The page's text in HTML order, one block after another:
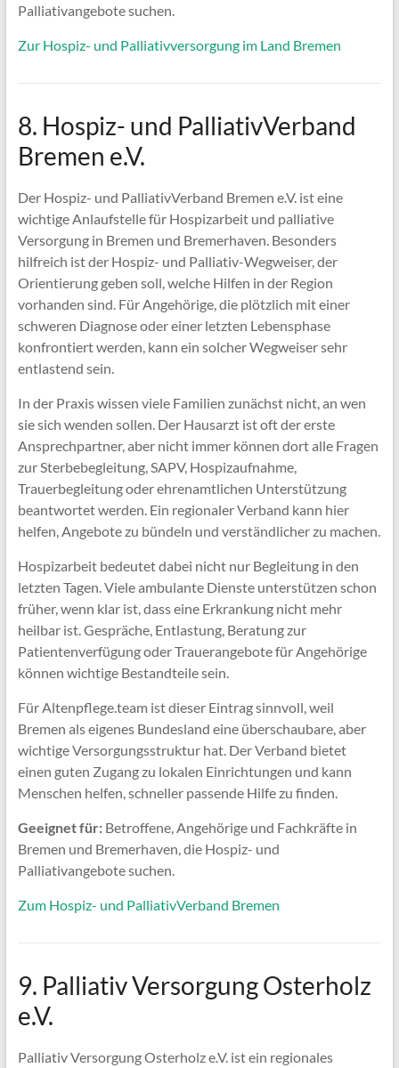
Palliativangebote suchen.
Zur Hospiz- und Palliativversorgung im Land Bremen
8. Hospiz- und PalliativVerband
Bremen e.V.
Der Hospiz- und PalliativVerband Bremen e.V. ist eine
wichtige Anlaufstelle für Hospizarbeit und palliative
Versorgung in Bremen und Bremerhaven. Besonders
hilfreich ist der Hospiz- und Palliativ-Wegweiser, der
Orientierung geben soll, welche Hilfen in der Region
vorhanden sind. Für Angehörige, die plötzlich mit einer
schweren Diagnose oder einer letzten Lebensphase
konfrontiert werden, kann ein solcher Wegweiser sehr
entlastend sein.
In der Praxis wissen viele Familien zunächst nicht, an wen
sie sich wenden sollen. Der Hausarzt ist oft der erste
Ansprechpartner, aber nicht immer können dort alle Fragen
zur Sterbebegleitung, SAPV, Hospizaufnahme,
Trauerbegleitung oder ehrenamtlichen Unterstützung
beantwortet werden. Ein regionaler Verband kann hier
helfen, Angebote zu bündeln und verständlicher zu machen.
Hospizarbeit bedeutet dabei nicht nur Begleitung in den
letzten Tagen. Viele ambulante Dienste unterstützen schon
früher, wenn klar ist, dass eine Erkrankung nicht mehr
heilbar ist. Gespräche, Entlastung, Beratung zur
Patientenverfügung oder Trauerangebote für Angehörige
können wichtige Bestandteile sein.
Für Altenpflege.team ist dieser Eintrag sinnvoll, weil
Bremen als eigenes Bundesland eine überschaubare, aber
wichtige Versorgungsstruktur hat. Der Verband bietet
einen guten Zugang zu lokalen Einrichtungen und kann
Menschen helfen, schneller passende Hilfe zu finden.
Geeignet für:Betroffene, Angehörige und Fachkräfte in
Bremen und Bremerhaven, die Hospiz- und
Palliativangebote suchen.
Zum Hospiz- und PalliativVerband Bremen
9. Palliativ Versorgung Osterholz
e.V.
Palliativ Versorgung Osterholz e.V. ist ein regionales